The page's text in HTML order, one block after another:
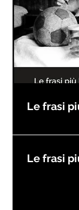
Le frasi
Le frasi